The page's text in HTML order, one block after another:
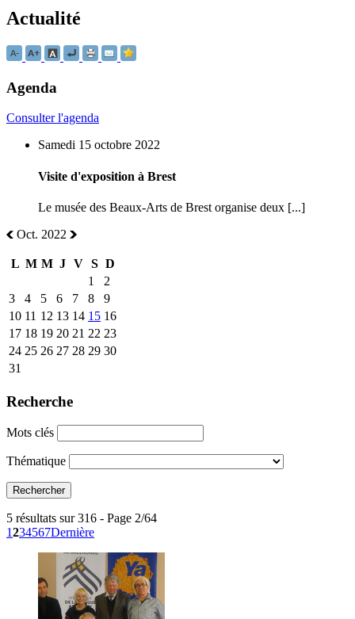
Actualité
Agenda
Consulter l'agenda
Samedi 15 octobre 2022
Visite d'exposition à Brest
Le musée des Beaux-Arts de Brest organise deux [...]
Oct. 2022
L M M J V S D
1
2
3
4 5 6 7 8
9
10 11 12 13 14 15 16
17 18 19 20 21 22 23
24 25 26 27 28 29 30
31
Recherche
Mots clés
Thématique
5 résultats sur 316 - Page 2/64
1234567Dernière